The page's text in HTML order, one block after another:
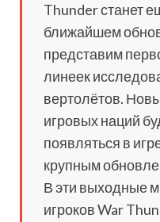
Thunder станет
ближайшем
представим
линеек
вертолётов.
игровых наций
появляться в
крупным
В эти выходные
игроков War